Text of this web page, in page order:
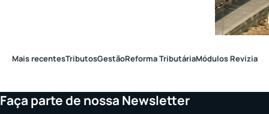
Mais recentesTributosGestãoReforma TributáriaMódulos Revizia
Faça parte de nossa Newsletter